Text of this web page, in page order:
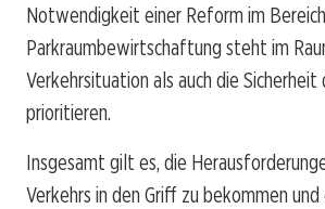
Notwendigkeit einer Reform im
Parkraumbewirtschaftung steht im
Verkehrsituation als auch die Sicherheit
prioritieren.
Insgesamt gilt es, die
Verkehrs in den Griff zu bekommen